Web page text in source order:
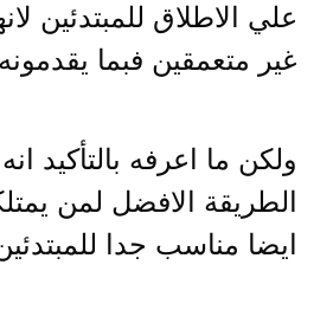
علي الاطلاق للمبتدئين
غير متعمقين فبما
ولكن ما اعرفه بالتأكيد
الطريقة الافضل لمن
ايضا مناسب جدا